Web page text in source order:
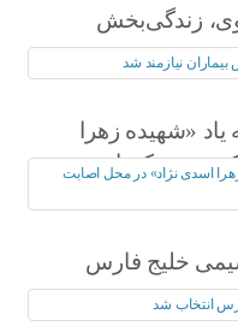
زندگی‌بخش
«شهیده زهرا
موشک‌های
خلیج فارس